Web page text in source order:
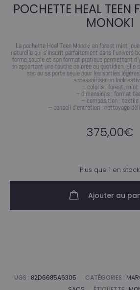
POCHETTE HEAL TEEN
MONOKI
La pochette Heal Teen Monoki en forest mint
naturelle qui s’inscrit parfaitement dans l’univers
forme souple et son format pratique permettent
en apportant une touche colorée au quotidien. Elle
sac ou se porte seule pour les sorties
accessoiriser un look
– coloris : forest, mint
– dimensions : format
– composition : textile
– conseil d’entretien : nettoyage
375,00€
Plus que 1 en stock
Ajouter au
UGS : 82D6685A6305 CATÉGORIES :